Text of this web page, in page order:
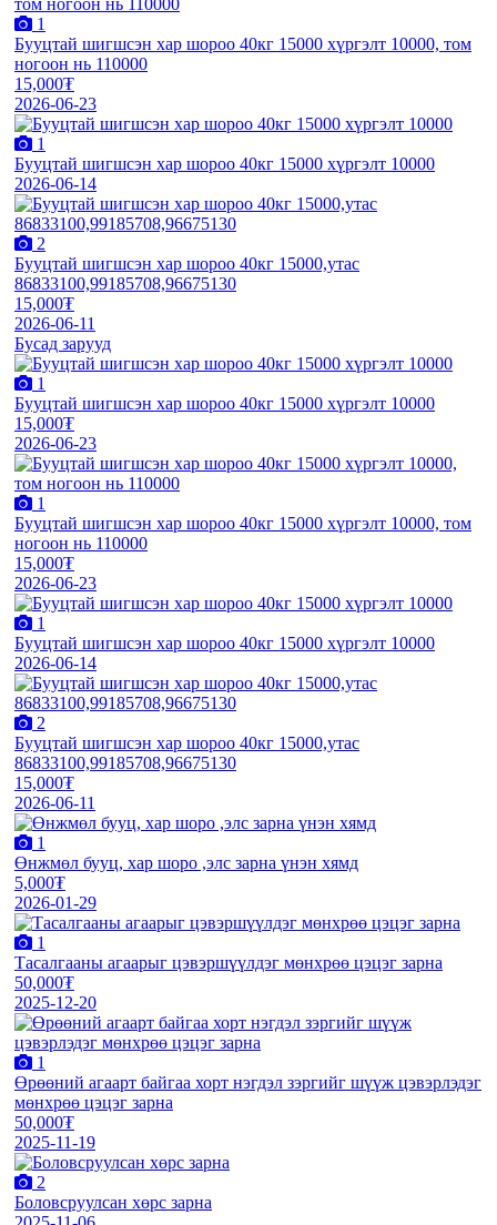
1
Бууцтай шигшсэн хар шороо 40кг 15000 хүргэлт 10000, том
ногоон нь 110000
15,000₮
2026-06-23
1
Бууцтай шигшсэн хар шороо 40кг 15000 хүргэлт 10000
2026-06-14
2
Бууцтай шигшсэн хар шороо 40кг 15000,утас
86833100,99185708,96675130
15,000₮
2026-06-11
Бусад зарууд
1
Бууцтай шигшсэн хар шороо 40кг 15000 хүргэлт 10000
15,000₮
2026-06-23
1
Бууцтай шигшсэн хар шороо 40кг 15000 хүргэлт 10000, том
ногоон нь 110000
15,000₮
2026-06-23
1
Бууцтай шигшсэн хар шороо 40кг 15000 хүргэлт 10000
2026-06-14
2
Бууцтай шигшсэн хар шороо 40кг 15000,утас
86833100,99185708,96675130
15,000₮
2026-06-11
1
Өнжмөл бууц, хар шоро ,элс зарна үнэн хямд
5,000₮
2026-01-29
1
Тасалгааны агаарыг цэвэршүүлдэг мөнхрөө цэцэг зарна
50,000₮
2025-12-20
1
Өрөөний агаарт байгаа хорт нэгдэл зэргийг шүүж цэвэрлэдэг
мөнхрөө цэцэг зарна
50,000₮
2025-11-19
2
Боловсруулсан хөрс зарна